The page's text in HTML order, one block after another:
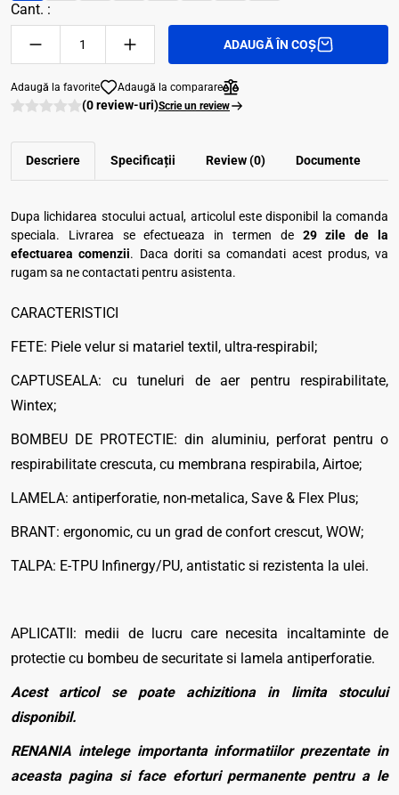
Cant. :
ADAUGĂ ÎN COȘ
Adaugă la favorite Adaugă la comparare
(0 review-uri)Scrie un review
Descriere Specificații Review (0) Documente
Dupa lichidarea stocului actual, articolul este disponibil la comanda
speciala. Livrarea se efectueaza in termen de 29 zile de la
efectuarea comenzii. Daca doriti sa comandati acest produs, va
rugam sa ne contactati pentru asistenta.
CARACTERISTICI
FETE: Piele velur si matariel textil, ultra-respirabil;
CAPTUSEALA: cu tuneluri de aer pentru respirabilitate,
Wintex;
BOMBEU DE PROTECTIE: din aluminiu, perforat pentru o
respirabilitate crescuta, cu membrana respirabila, Airtoe;
LAMELA: antiperforatie, non-metalica, Save & Flex Plus;
BRANT: ergonomic, cu un grad de confort crescut, WOW;
TALPA: E-TPU Infinergy/PU, antistatic si rezistenta la ulei.
APLICATII: medii de lucru care necesita incaltaminte de
protectie cu bombeu de securitate si lamela antiperforatie.
Acest articol se poate achizitiona in limita stocului
disponibil.
RENANIA intelege importanta informatiilor prezentate in
aceasta pagina si face eforturi permanente pentru a le